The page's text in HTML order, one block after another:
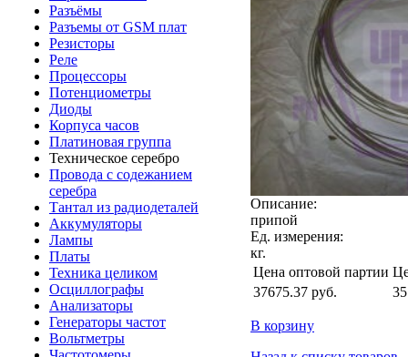
Разъёмы
Разъемы от GSM плат
Резисторы
Реле
Процессоры
Потенциометры
Диоды
Корпуса часов
Платиновая группа
Техническое серебро
Провода с содежанием
серебра
Тантал из радиодеталей
Аккумуляторы
Лампы
Платы
Техника целиком
Осциллографы
Анализаторы
Генераторы частот
Вольтметры
Описание:
припой
Ед. измерения:
кг.
Цена оптовой партии
37675.37 руб.
В корзину